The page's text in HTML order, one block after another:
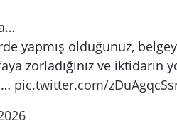
yapmış olduğunuz,
zorladığınız ve iktidarın
pic.twitter.com/